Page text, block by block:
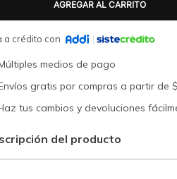
a crédito con
medios de pago
gratis por compras a partir de
tus cambios y devoluciones
del producto